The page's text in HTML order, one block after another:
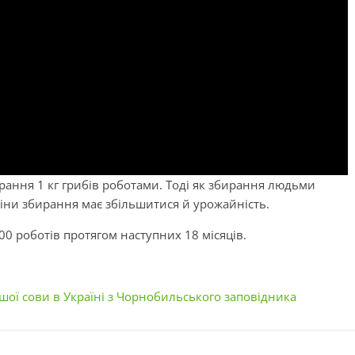
1 кг грибів роботами. Тоді як збирання людьми
збирання має збільшитися й урожайність.
роботів протягом наступних 18 місяців.
сови в Україні з Чорнобильського заповідника